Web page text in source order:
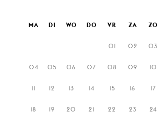
MA DI WO DO VR ZA ZO
01 02 03
04 05 06 07 08 09 10
11 12 13 14 15 16 17
18 19 20 21 22 23 24